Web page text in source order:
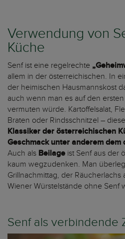
Verwendung von
Küche
Senf ist eine regelrechte
allem in der österreichischen. In
der heimischen Hausmannskost
auch wenn man es auf den
vermuten würde. Kartoffelsalat,
Braten oder Rindsschnitzel –
Klassiker der österreichischen
Geschmack unter anderem
Auch als Beilage ist Senf aus der
kaum wegzudenken. Man
Grillnachmittag, der Räucherlachs
Wiener Würstelstände ohne Senf
Senf als verbindende